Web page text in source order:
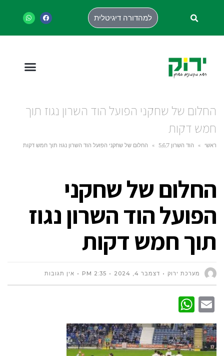
למהדורה דיגיטלית
החלום של שחקני הפועל הוד השרון נגוז תוך
חמש דקות
ראשי » הוד השרון 5,6,7 » החלום של שחקני הפועל הוד השרון נגוז תוך חמש דקות
החלום של שחקני
הפועל הוד השרון נגוז
תוך חמש דקות
מערכת ירוק דצמבר 4, 2024 2:35 PM אין תגובות
Email